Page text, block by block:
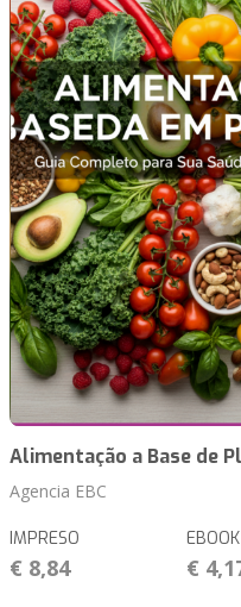
Alimentação a Base de
Agencia EBC
IMPRESO
€ 8,84
EBOOK
€